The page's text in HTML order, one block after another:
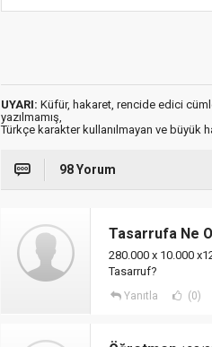
UYARI: Küfür, hakaret, rencide edici
yazılmamış,
Türkçe karakter kullanılmayan ve büyük
98 Yorum
Tasarrufa Ne
280.000 x 10.000
Tasarruf?
Yanıtla (0)